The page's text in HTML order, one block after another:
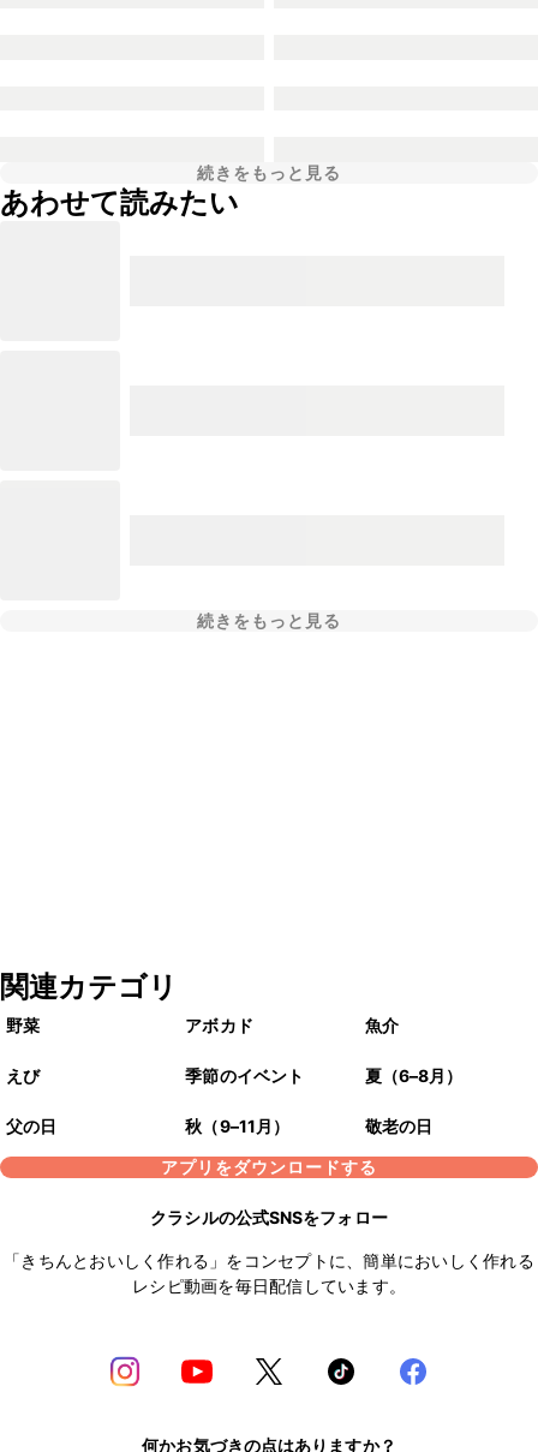
続きをもっと見る
あわせて読みたい
続きをもっと見る
関連カテゴリ
野菜 アボカド 魚介
えび 季節のイベント 夏（6–8月）
父の日 秋（9–11月）
敬老の日
アプリをダウンロードする
クラシルの公式SNSをフォロー
「きちんとおいしく作れる」をコンセプトに、簡単においしく作れる
レシピ動画を毎日配信しています。
何かお気づきの点はありますか？